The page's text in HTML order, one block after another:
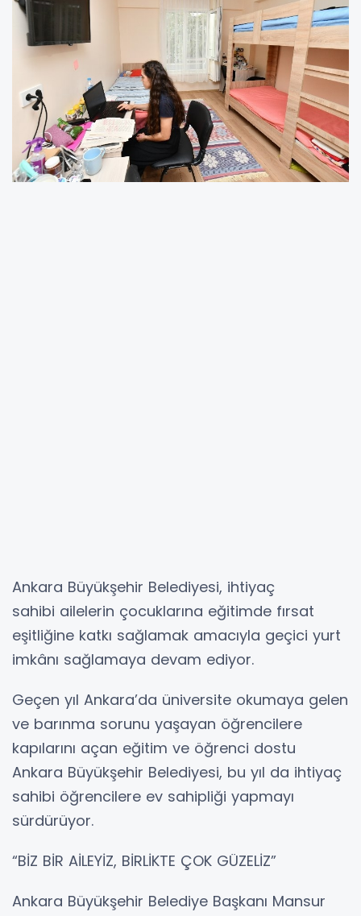
Ankara Büyükşehir Belediyesi, ihtiyaç
sahibi ailelerin çocuklarına eğitimde fırsat
eşitliğine katkı sağlamak amacıyla geçici yurt
imkânı sağlamaya devam ediyor.
Geçen yıl Ankara’da üniversite okumaya gelen
ve barınma sorunu yaşayan öğrencilere
kapılarını açan eğitim ve öğrenci dostu
Ankara Büyükşehir Belediyesi, bu yıl da ihtiyaç
sahibi öğrencilere ev sahipliği yapmayı
sürdürüyor.
“BİZ BİR AİLEYİZ, BİRLİKTE ÇOK GÜZELİZ”
Ankara Büyükşehir Belediye Başkanı Mansur